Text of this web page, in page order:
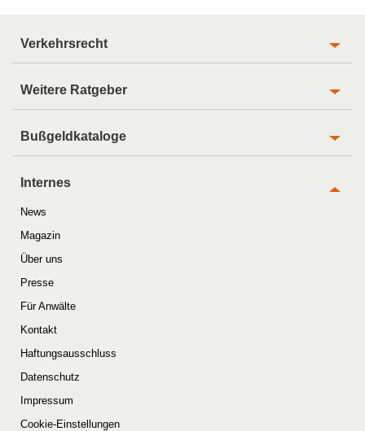
Verkehrsrecht
Weitere Ratgeber
Bußgeldkataloge
Internes
News
Magazin
Über uns
Presse
Für Anwälte
Kontakt
Haftungsausschluss
Datenschutz
Impressum
Cookie-Einstellungen